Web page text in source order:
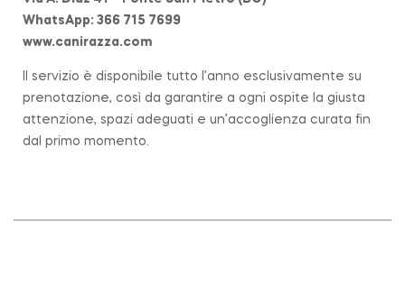
WhatsApp: 366 715 7699
www.canirazza.com
Il servizio è disponibile tutto l’anno esclusivamente su
prenotazione, così da garantire a ogni ospite la giusta
attenzione, spazi adeguati e un’accoglienza curata fin
dal primo momento.